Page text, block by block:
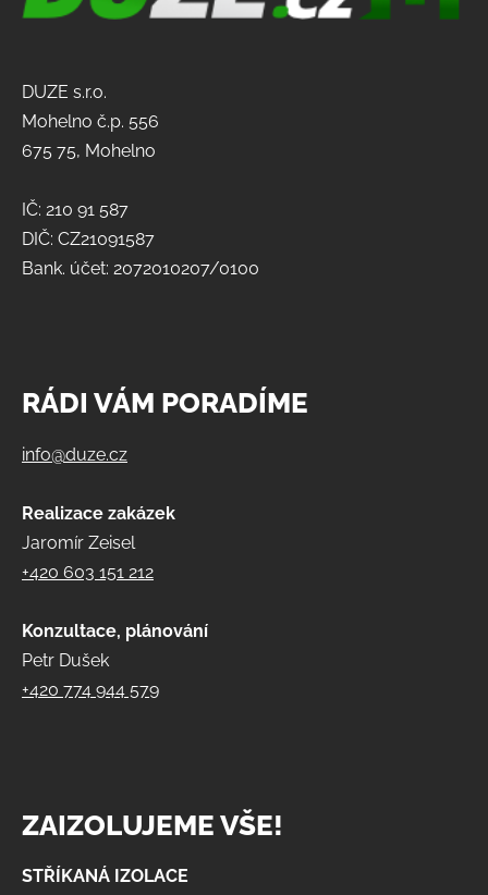
DUZE s.r.o.
Mohelno č.p. 556
675 75, Mohelno
IČ: 210 91 587
DIČ: CZ21091587
Bank. účet: 2072010207/0100
RÁDI VÁM PORADÍME
info@duze.cz
Realizace zakázek
Jaromír Zeisel
+420 603 151 212
Konzultace, plánování
Petr Dušek
+420 774 944 579
ZAIZOLUJEME VŠE!
STŘÍKANÁ IZOLACE